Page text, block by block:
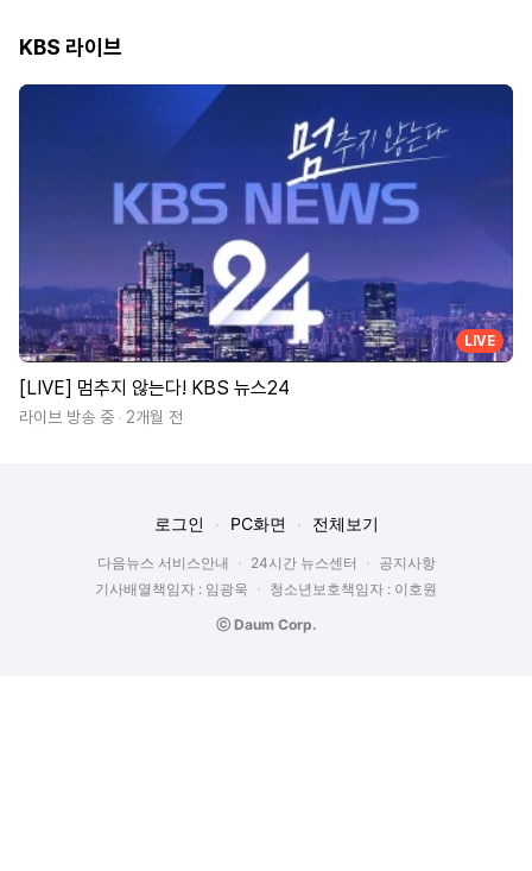
KBS 라이브
LIVE
[LIVE] 멈추지 않는다! KBS 뉴스24
라이브 방송 중 2개월 전
로그인 PC화면 전체보기
다음뉴스 서비스안내 24시간 뉴스센터
공지사항
기사배열책임자 : 임광욱
청소년보호책임자 : 이호원
ⓒ Daum Corp.